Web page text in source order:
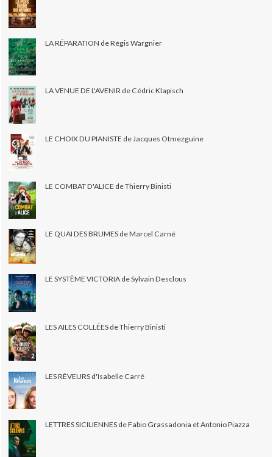
LA RÉPARATION de Régis Wargnier
LA VENUE DE L'AVENIR de Cédric Klapisch
LE CHOIX DU PIANISTE de Jacques Otmezguine
LE COMBAT D'ALICE de Thierry Binisti
LE QUAI DES BRUMES de Marcel Carné
LE SYSTÈME VICTORIA de Sylvain Desclous
LES AILES COLLÉES de Thierry Binisti
LES RÊVEURS d'Isabelle Carré
LETTRES SICILIENNES de Fabio Grassadonia et Antonio Piazza